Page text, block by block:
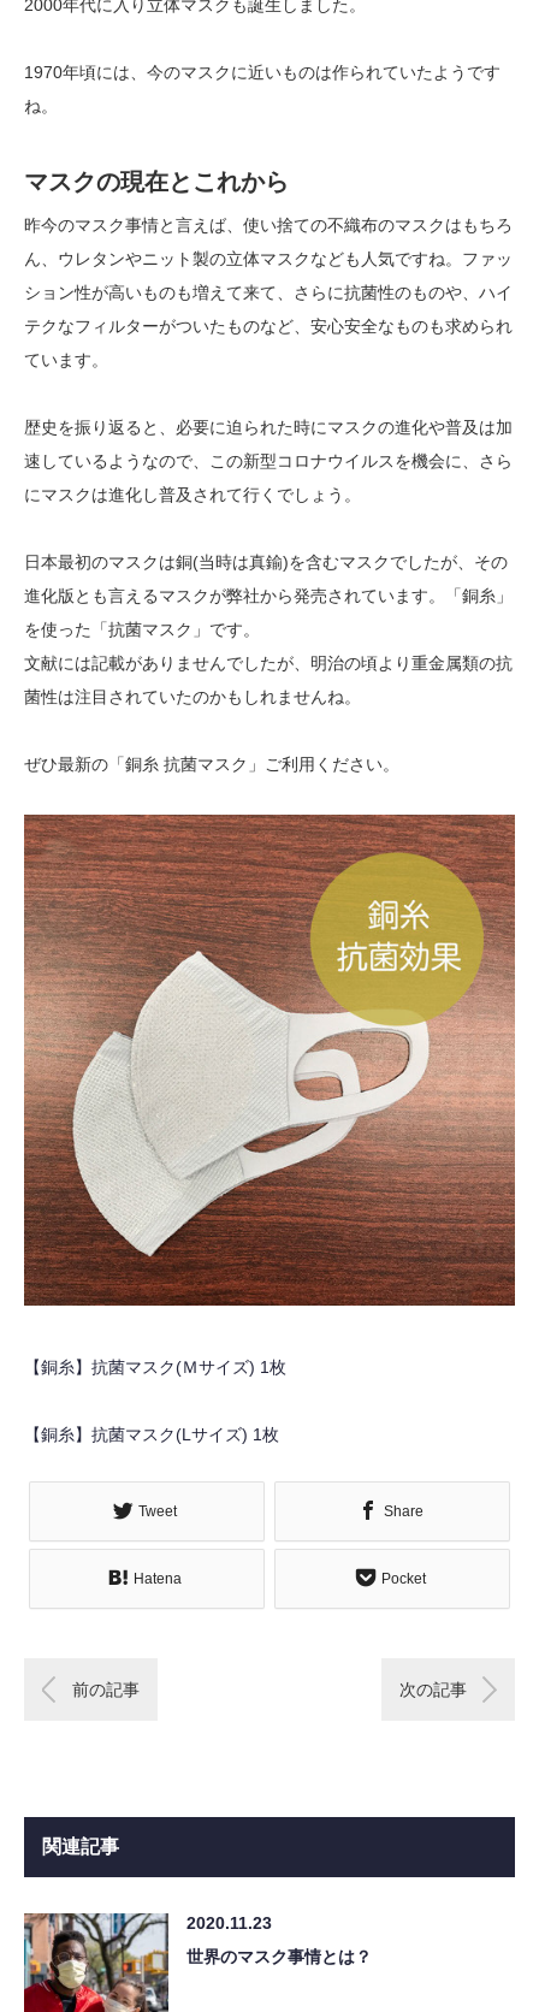
2000年代に入り立体マスクも誕生しました。
1970年頃には、今のマスクに近いものは作られていたようです
ね。
マスクの現在とこれから
昨今のマスク事情と言えば、使い捨ての不織布のマスクはもちろ
ん、ウレタンやニット製の立体マスクなども人気ですね。ファッ
ション性が高いものも増えて来て、さらに抗菌性のものや、ハイ
テクなフィルターがついたものなど、安心安全なものも求められ
ています。
歴史を振り返ると、必要に迫られた時にマスクの進化や普及は加
速しているようなので、この新型コロナウイルスを機会に、さら
にマスクは進化し普及されて行くでしょう。
日本最初のマスクは銅(当時は真鍮)を含むマスクでしたが、その
進化版とも言えるマスクが弊社から発売されています。「銅糸」
を使った「抗菌マスク」です。
文献には記載がありませんでしたが、明治の頃より重金属類の抗
菌性は注目されていたのかもしれませんね。
ぜひ最新の「銅糸 抗菌マスク」ご利用ください。
【銅糸】抗菌マスク(Ｍサイズ) 1枚
【銅糸】抗菌マスク(Lサイズ) 1枚
Tweet Share
Hatena Pocket
前の記事 次の記事
関連記事
2020.11.23
世界のマスク事情とは？